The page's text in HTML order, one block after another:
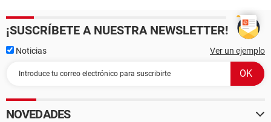
¡SUSCRÍBETE A NUESTRA NEWSLETTER!
Noticias Ver un ejemplo
NOVEDADES